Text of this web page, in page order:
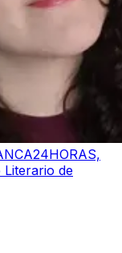
Literario de